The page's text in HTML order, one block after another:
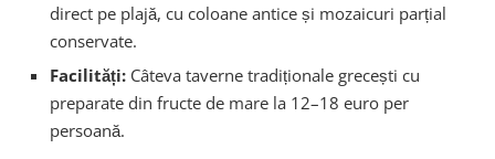
direct pe plajă, cu coloane antice și mozaicuri parțial
conservate.
Facilități: Câteva taverne tradiționale grecești cu
preparate din fructe de mare la 12–18 euro per
persoană.